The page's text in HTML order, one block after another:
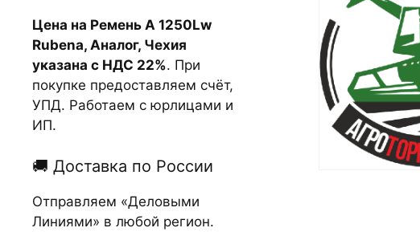
Цена на Ремень А 1250Lw
Rubena, Аналог, Чехия
указана с НДС 22%. При
покупке предоставляем счёт,
УПД. Работаем с юрлицами и
ИП.
🚚 Доставка по России
Отправляем «Деловыми
Линиями» в любой регион.